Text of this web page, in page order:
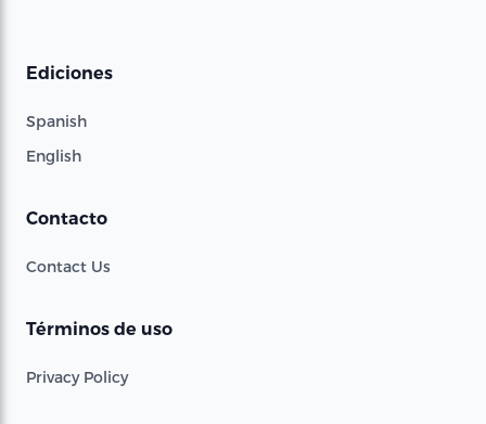
Ediciones
Spanish
English
Contacto
Contact Us
Términos de uso
Privacy Policy